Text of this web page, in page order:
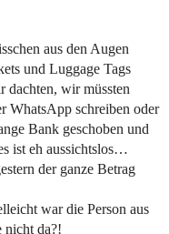
aus den Augen
und Luggage Tags
dachten, wir müssten
WhatsApp schreiben oder
Bank geschoben und
ist eh aussichtslos…
der ganze Betrag
war die Person aus
nicht da?!